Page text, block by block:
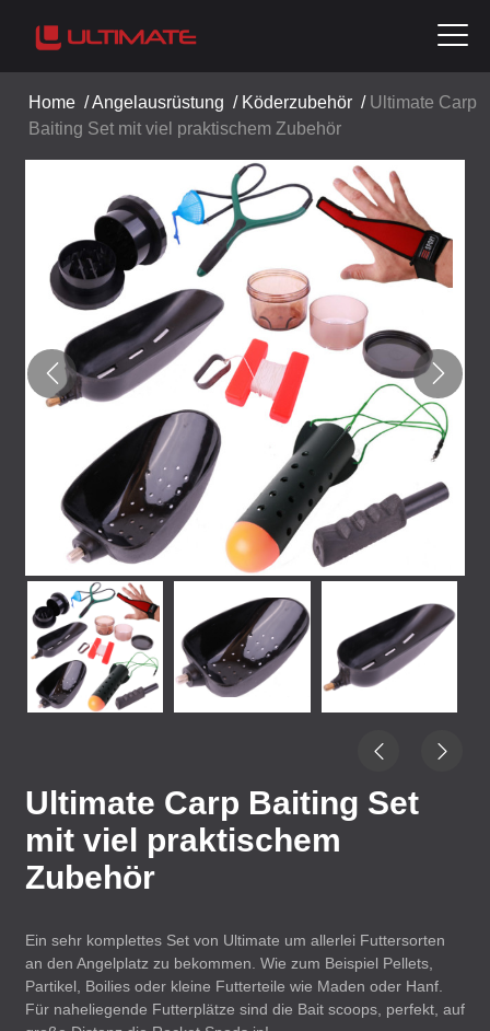
Home /Angelausrüstung / Köderzubehör / Ultimate Carp
Baiting Set mit viel praktischem Zubehör
Ultimate Carp Baiting Set
mit viel praktischem
Zubehör
Ein sehr komplettes Set von Ultimate um allerlei Futtersorten
an den Angelplatz zu bekommen. Wie zum Beispiel Pellets,
Partikel, Boilies oder kleine Futterteile wie Maden oder Hanf.
Für naheliegende Futterplätze sind die Bait scoops, perfekt, auf